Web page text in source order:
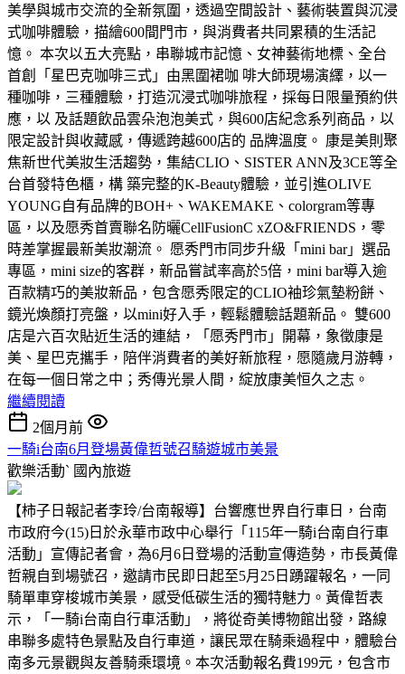
美學與城市交流的全新氛圍，透過空間設計、藝術裝置與沉浸
式咖啡體驗，描繪600間門市，與消費者共同累積的生活記
憶。 本次以五大亮點，串聯城市記憶、女神藝術地標、全台
首創「星巴克咖啡三式」由黑圍裙咖 啡大師現場演繹，以一
種咖啡，三種體驗，打造沉浸式咖啡旅程，採每日限量預約供
應，以 及話題飲品雲朵泡泡美式，與600店紀念系列商品，以
限定設計與收藏感，傳遞跨越600店的 品牌溫度。 康是美則聚
焦新世代美妝生活趨勢，集結CLIO、SISTER ANN及3CE等全
台首發特色櫃，構 築完整的K-Beauty體驗，並引進OLIVE
YOUNG自有品牌的BOH+、WAKEMAKE、colorgram等專
區，以及愿秀首賣聯名防曬CellFusionC xZO&FRIENDS，零
時差掌握最新美妝潮流。 愿秀門市同步升級「mini bar」選品
專區，mini size的客群，新品嘗試率高於5倍，mini bar導入逾
百款精巧的美妝新品，包含愿秀限定的CLIO袖珍氣墊粉餅、
鏡光煥顏打亮盤，以mini好入手，輕鬆體驗話題新品。 雙600
店是六百次貼近生活的連結，「愿秀門市」開幕，象徵康是
美、星巴克攜手，陪伴消費者的美好新旅程，愿隨歲月游轉，
在每一個日常之中；秀傳光景人間，綻放康美恒久之志。
繼續閱讀
2個月前
一騎i台南6月登場黃偉哲號召騎遊城市美景
歡樂活動ˋ 國內旅遊
【柿子日報記者李玲/台南報導】台響應世界自行車日，台南
市政府今(15)日於永華市政中心舉行「115年一騎i台南自行車
活動」宣傳記者會，為6月6日登場的活動宣傳造勢，市長黃偉
哲親自到場號召，邀請市民即日起至5月25日踴躍報名，一同
騎單車穿梭城市美景，感受低碳生活的獨特魅力。黃偉哲表
示，「一騎i台南自行車活動」，將從奇美博物館出發，路線
串聯多處特色景點及自行車道，讓民眾在騎乘過程中，體驗台
南多元景觀與友善騎乘環境。本次活動報名費199元，包含市